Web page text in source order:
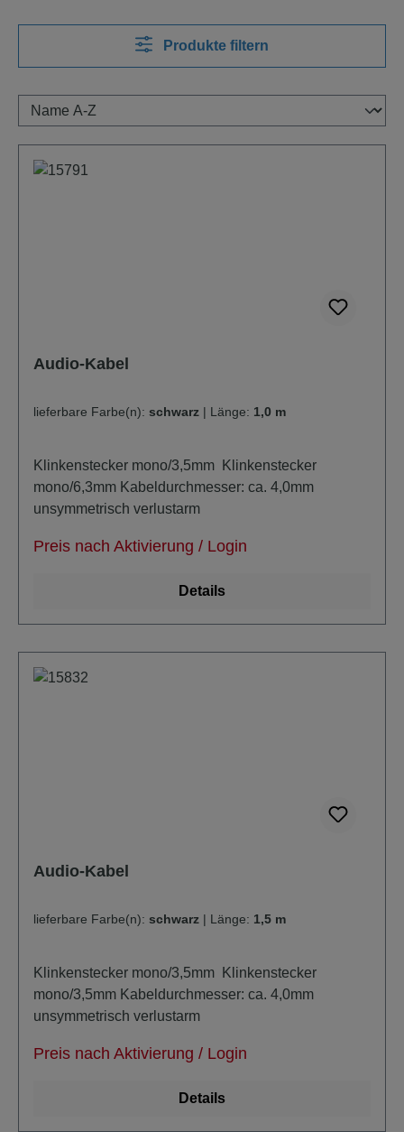
Produkte filtern
Audio-Kabel
lieferbare Farbe(n): schwarz | Länge: 1,0 m
Klinkenstecker mono/3,5mm Klinkenstecker
mono/6,3mm Kabeldurchmesser: ca. 4,0mm
unsymmetrisch verlustarm
Preis nach Aktivierung / Login
Details
Audio-Kabel
lieferbare Farbe(n): schwarz | Länge: 1,5 m
Klinkenstecker mono/3,5mm Klinkenstecker
mono/3,5mm Kabeldurchmesser: ca. 4,0mm
unsymmetrisch verlustarm
Preis nach Aktivierung / Login
Details